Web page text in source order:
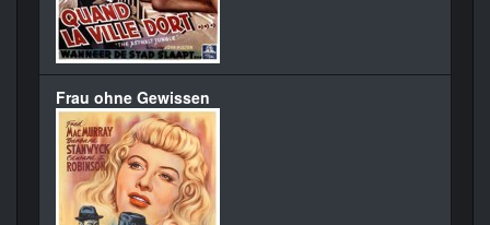
Frau ohne Gewissen